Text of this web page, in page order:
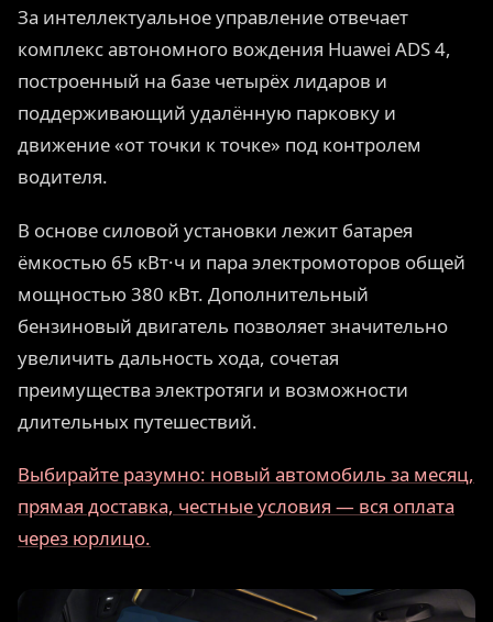
За интеллектуальное управление отвечает
комплекс автономного вождения Huawei ADS 4,
построенный на базе четырёх лидаров и
поддерживающий удалённую парковку и
движение «от точки к точке» под контролем
водителя.
В основе силовой установки лежит батарея
ёмкостью 65 кВт·ч и пара электромоторов общей
мощностью 380 кВт. Дополнительный
бензиновый двигатель позволяет значительно
увеличить дальность хода, сочетая
преимущества электротяги и возможности
длительных путешествий.
Выбирайте разумно: новый автомобиль за месяц,
прямая доставка, честные условия — вся оплата
через юрлицо.